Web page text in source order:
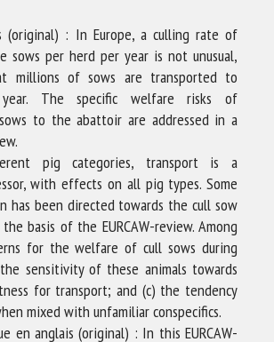
(original) : In Europe, a culling rate of
sows per herd per year is not unusual,
millions of sows are transported to
The specific welfare risks of
to the abattoir are addressed in a
pig categories, transport is a
with effects on all pig types. Some
has been directed towards the cull sow
basis of the EURCAW-review. Among
for the welfare of cull sows during
sensitivity of these animals towards
for transport; and (c) the tendency
mixed with unfamiliar conspecifics.
en anglais (original) : In this EURCAW-